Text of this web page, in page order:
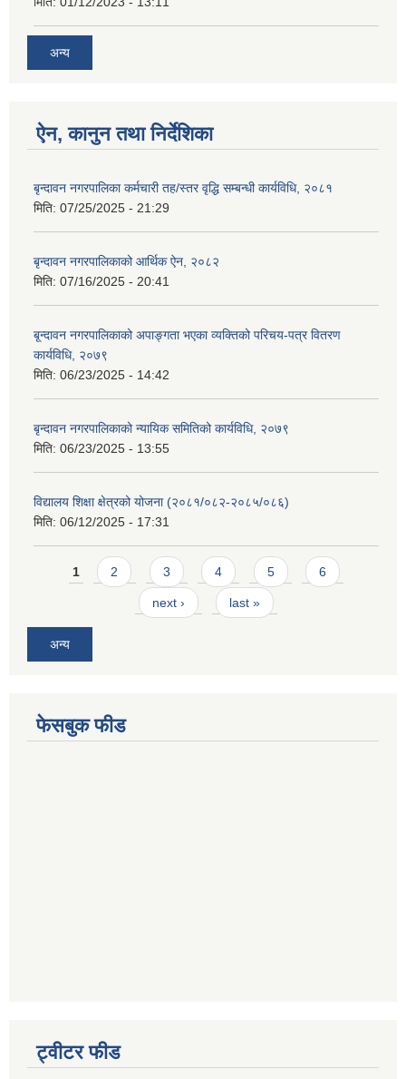
अन्य
ऐन, कानुन तथा निर्देशिका
बृन्दावन नगरपालिका कर्मचारी तह/स्तर वृद्धि सम्बन्धी कार्यविधि, २०८१
मिति: 07/25/2025 - 21:29
बृन्दावन नगरपालिकाको आर्थिक ऐन, २०८२
मिति: 07/16/2025 - 20:41
बृ्न्दावन नगरपालिकाको अपाङ्गता भएका व्यक्तिको परिचय-पत्र वितरण
कार्यविधि, २०७९
मिति: 06/23/2025 - 14:42
बृन्दावन नगरपालिकाको न्यायिक समितिको कार्यविधि, २०७९
मिति: 06/23/2025 - 13:55
विद्यालय शिक्षा क्षेत्रको योजना (२०८१/०८२-२०८५/०८६)
मिति: 06/12/2025 - 17:31
Pages
1 2 3 4 5 6
next › last »
अन्य
फेसबुक फीड
ट्वीटर फीड